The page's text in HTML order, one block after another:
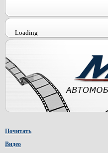
Loading
Почитать
Видео